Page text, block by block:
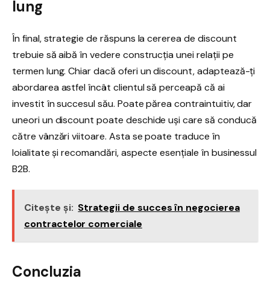
lung
În final, strategie de răspuns la cererea de discount
trebuie să aibă în vedere construcția unei relații pe
termen lung. Chiar dacă oferi un discount, adaptează-ți
abordarea astfel încât clientul să perceapă că ai
investit în succesul său. Poate părea contraintuitiv, dar
uneori un discount poate deschide uși care să conducă
către vânzări viitoare. Asta se poate traduce în
loialitate și recomandări, aspecte esențiale în businessul
B2B.
Citește și: Strategii de succes în negocierea
contractelor comerciale
Concluzia